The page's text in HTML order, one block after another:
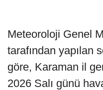
Meteoroloji Genel
tarafından yapılan
göre, Karaman il
2026 Salı günü